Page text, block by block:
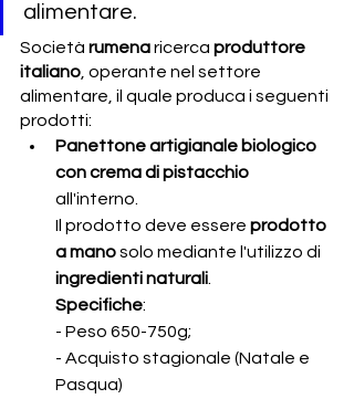
alimentare.
Società rumena ricerca produttore
italiano , operante nel settore
alimentare, il quale produca i seguenti
prodotti:
Panettone artigianale biologico
con crema di pistacchio
all'interno.
Il prodotto deve essere prodotto
a mano solo mediante l'utilizzo di
ingredienti naturali
Specifiche:
- Peso 650-750g;
- Acquisto stagionale (Natale e
Pasqua)